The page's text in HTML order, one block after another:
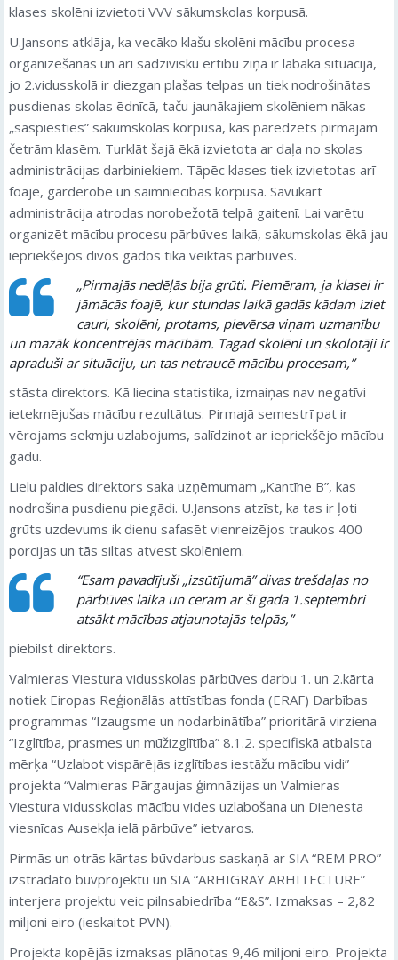
klases skolēni izvietoti VVV sākumskolas korpusā.
U.Jansons atklāja, ka vecāko klašu skolēni mācību procesa
organizēšanas un arī sadzīvisku ērtību ziņā ir labākā situācijā,
jo 2.vidusskolā ir diezgan plašas telpas un tiek nodrošinātas
pusdienas skolas ēdnīcā, taču jaunākajiem skolēniem nākas
„saspiesties” sākumskolas korpusā, kas paredzēts pirmajām
četrām klasēm. Turklāt šajā ēkā izvietota ar daļa no skolas
administrācijas darbiniekiem. Tāpēc klases tiek izvietotas arī
foajē, garderobē un saimniecības korpusā. Savukārt
administrācija atrodas norobežotā telpā gaitenī. Lai varētu
organizēt mācību procesu pārbūves laikā, sākumskolas ēkā jau
iepriekšējos divos gados tika veiktas pārbūves.
„Pirmajās nedēļās bija grūti. Piemēram, ja klasei ir
jāmācās foajē, kur stundas laikā gadās kādam iziet
cauri, skolēni, protams, pievērsa viņam uzmanību
un mazāk koncentrējās mācībām. Tagad skolēni un skolotāji ir
apraduši ar situāciju, un tas netraucē mācību procesam,”
stāsta direktors. Kā liecina statistika, izmaiņas nav negatīvi
ietekmējušas mācību rezultātus. Pirmajā semestrī pat ir
vērojams sekmju uzlabojums, salīdzinot ar iepriekšējo mācību
gadu.
Lielu paldies direktors saka uzņēmumam „Kantīne B”, kas
nodrošina pusdienu piegādi. U.Jansons atzīst, ka tas ir ļoti
grūts uzdevums ik dienu safasēt vienreizējos traukos 400
porcijas un tās siltas atvest skolēniem.
“Esam pavadījuši „izsūtījumā” divas trešdaļas no
pārbūves laika un ceram ar šī gada 1.septembri
atsākt mācības atjaunotajās telpās,”
piebilst direktors.
Valmieras Viestura vidusskolas pārbūves darbu 1. un 2.kārta
notiek Eiropas Reģionālās attīstības fonda (ERAF) Darbības
programmas “Izaugsme un nodarbinātība” prioritārā virziena
“Izglītība, prasmes un mūžizglītība” 8.1.2. specifiskā atbalsta
mērķa “Uzlabot vispārējās izglītības iestāžu mācību vidi”
projekta “Valmieras Pārgaujas ģimnāzijas un Valmieras
Viestura vidusskolas mācību vides uzlabošana un Dienesta
viesnīcas Ausekļa ielā pārbūve” ietvaros.
Pirmās un otrās kārtas būvdarbus saskaņā ar SIA “REM PRO”
izstrādāto būvprojektu un SIA “ARHIGRAY ARHITECTURE”
interjera projektu veic pilnsabiedrība “E&S”. Izmaksas – 2,82
miljoni eiro (ieskaitot PVN).
Projekta kopējās izmaksas plānotas 9,46 miljoni eiro. Projekta